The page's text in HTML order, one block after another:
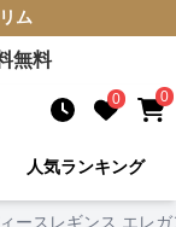
ム
無料
0 0
人気ランキング
ースレギンス エレ